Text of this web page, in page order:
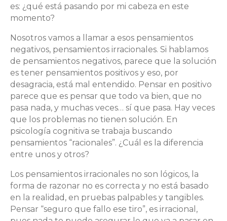
es: ¿qué está pasando por mi cabeza en este
momento?
Nosotros vamos a llamar a esos pensamientos
negativos, pensamientos irracionales. Si hablamos
de pensamientos negativos, parece que la solución
es tener pensamientos positivos y eso, por
desagracia, está mal entendido. Pensar en positivo
parece que es pensar que todo va bien, que no
pasa nada, y muchas veces… sí que pasa. Hay veces
que los problemas no tienen solución. En
psicología cognitiva se trabaja buscando
pensamientos “racionales”. ¿Cuál es la diferencia
entre unos y otros?
Los pensamientos irracionales no son lógicos, la
forma de razonar no es correcta y no está basado
en la realidad, en pruebas palpables y tangibles.
Pensar “seguro que fallo ese tiro”, es irracional,